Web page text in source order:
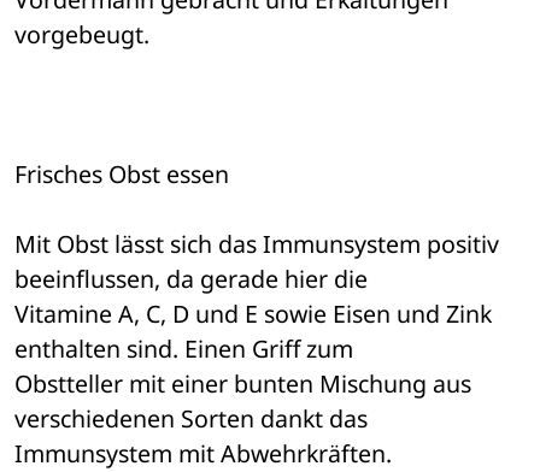
vorgebeugt.
Frisches Obst essen
Mit Obst lässt sich das Immunsystem positiv
beeinflussen, da gerade hier die
Vitamine A, C, D und E sowie Eisen und Zink
enthalten sind. Einen Griff zum
Obstteller mit einer bunten Mischung aus
verschiedenen Sorten dankt das
Immunsystem mit Abwehrkräften.